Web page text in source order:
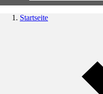
Startseite